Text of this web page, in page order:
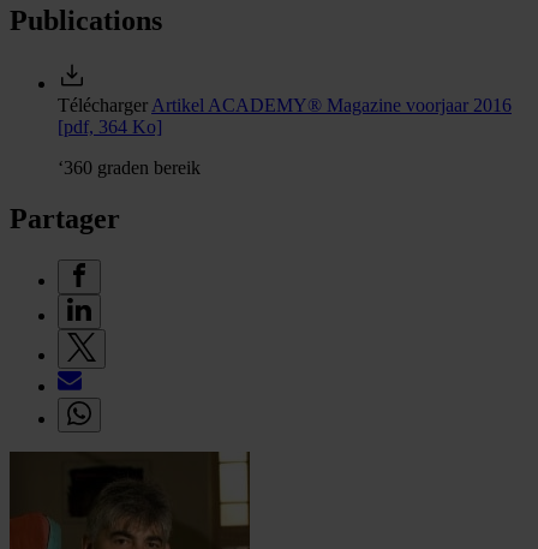
Publications
TéléchargerArtikel ACADEMY® Magazine voorjaar 2016
[pdf, 364 Ko]
‘360 graden bereik
Partager